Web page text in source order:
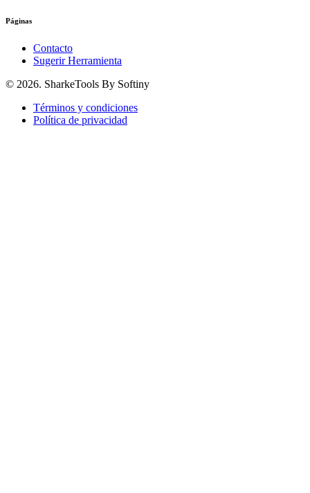
Páginas
Contacto
Sugerir Herramienta
© 2026. SharkeTools By Softiny
Términos y condiciones
Política de privacidad